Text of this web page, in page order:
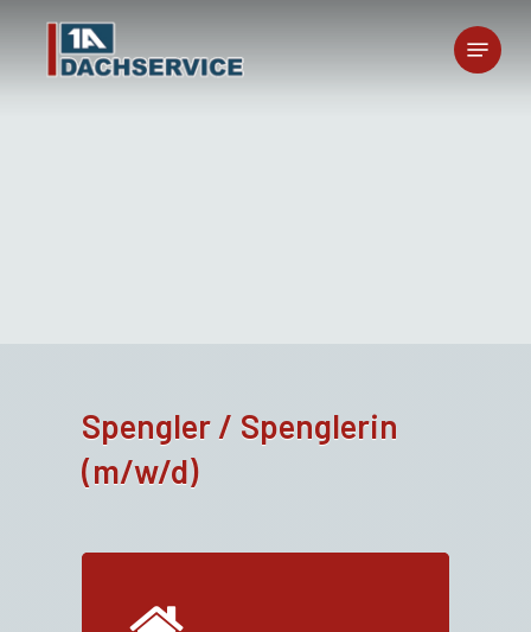
Menu
Spengler / Spenglerin
(m/w/d)